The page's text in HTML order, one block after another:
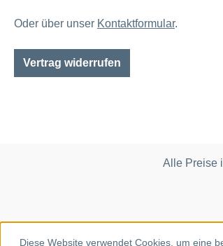
Oder über unser Kontaktformular.
Vertrag widerrufen
Alle Preise
Diese Website verwendet Cookies, um eine